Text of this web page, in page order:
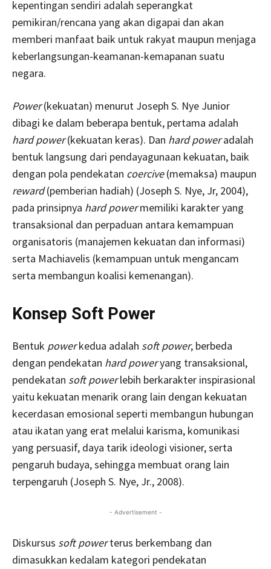
kepentingan sendiri adalah seperangkat
pemikiran/rencana yang akan digapai dan akan
memberi manfaat baik untuk rakyat maupun menjaga
keberlangsungan-keamanan-kemapanan suatu
negara.
Power(kekuatan) menurut Joseph S. Nye Junior
dibagi ke dalam beberapa bentuk, pertama adalah
hard power(kekuatan keras). Dan hard poweradalah
bentuk langsung dari pendayagunaan kekuatan, baik
dengan pola pendekatan coercive(memaksa) maupun
reward(pemberian hadiah) (Joseph S. Nye, Jr, 2004),
pada prinsipnya hard powermemiliki karakter yang
transaksional dan perpaduan antara kemampuan
organisatoris (manajemen kekuatan dan informasi)
serta Machiavelis (kemampuan untuk mengancam
serta membangun koalisi kemenangan).
Konsep Soft Power
Bentuk powerkedua adalah soft power, berbeda
dengan pendekatan hard poweryang transaksional,
pendekatan soft powerlebih berkarakter inspirasional
yaitu kekuatan menarik orang lain dengan kekuatan
kecerdasan emosional seperti membangun hubungan
atau ikatan yang erat melalui karisma, komunikasi
yang persuasif, daya tarik ideologi visioner, serta
pengaruh budaya, sehingga membuat orang lain
terpengaruh (Joseph S. Nye, Jr., 2008).
- Advertisement -
Diskursus soft powerterus berkembang dan
dimasukkan kedalam kategori pendekatan